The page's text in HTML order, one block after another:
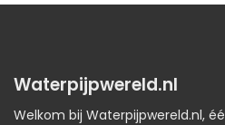
Waterpijpwereld.nl
Welkom bij Waterpijpwereld.nl,